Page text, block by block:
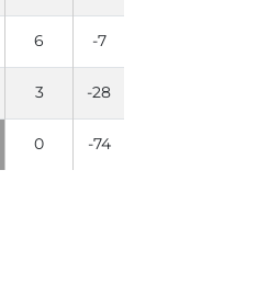
6 -7
3 -28
0 -74